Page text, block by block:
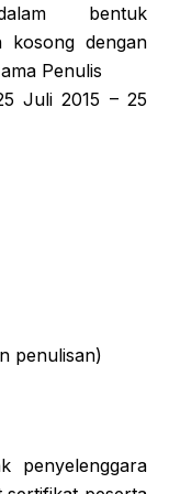
bentuk
kosong dengan
Penulis
Juli 2015 – 25
penulisan)
penyelenggara